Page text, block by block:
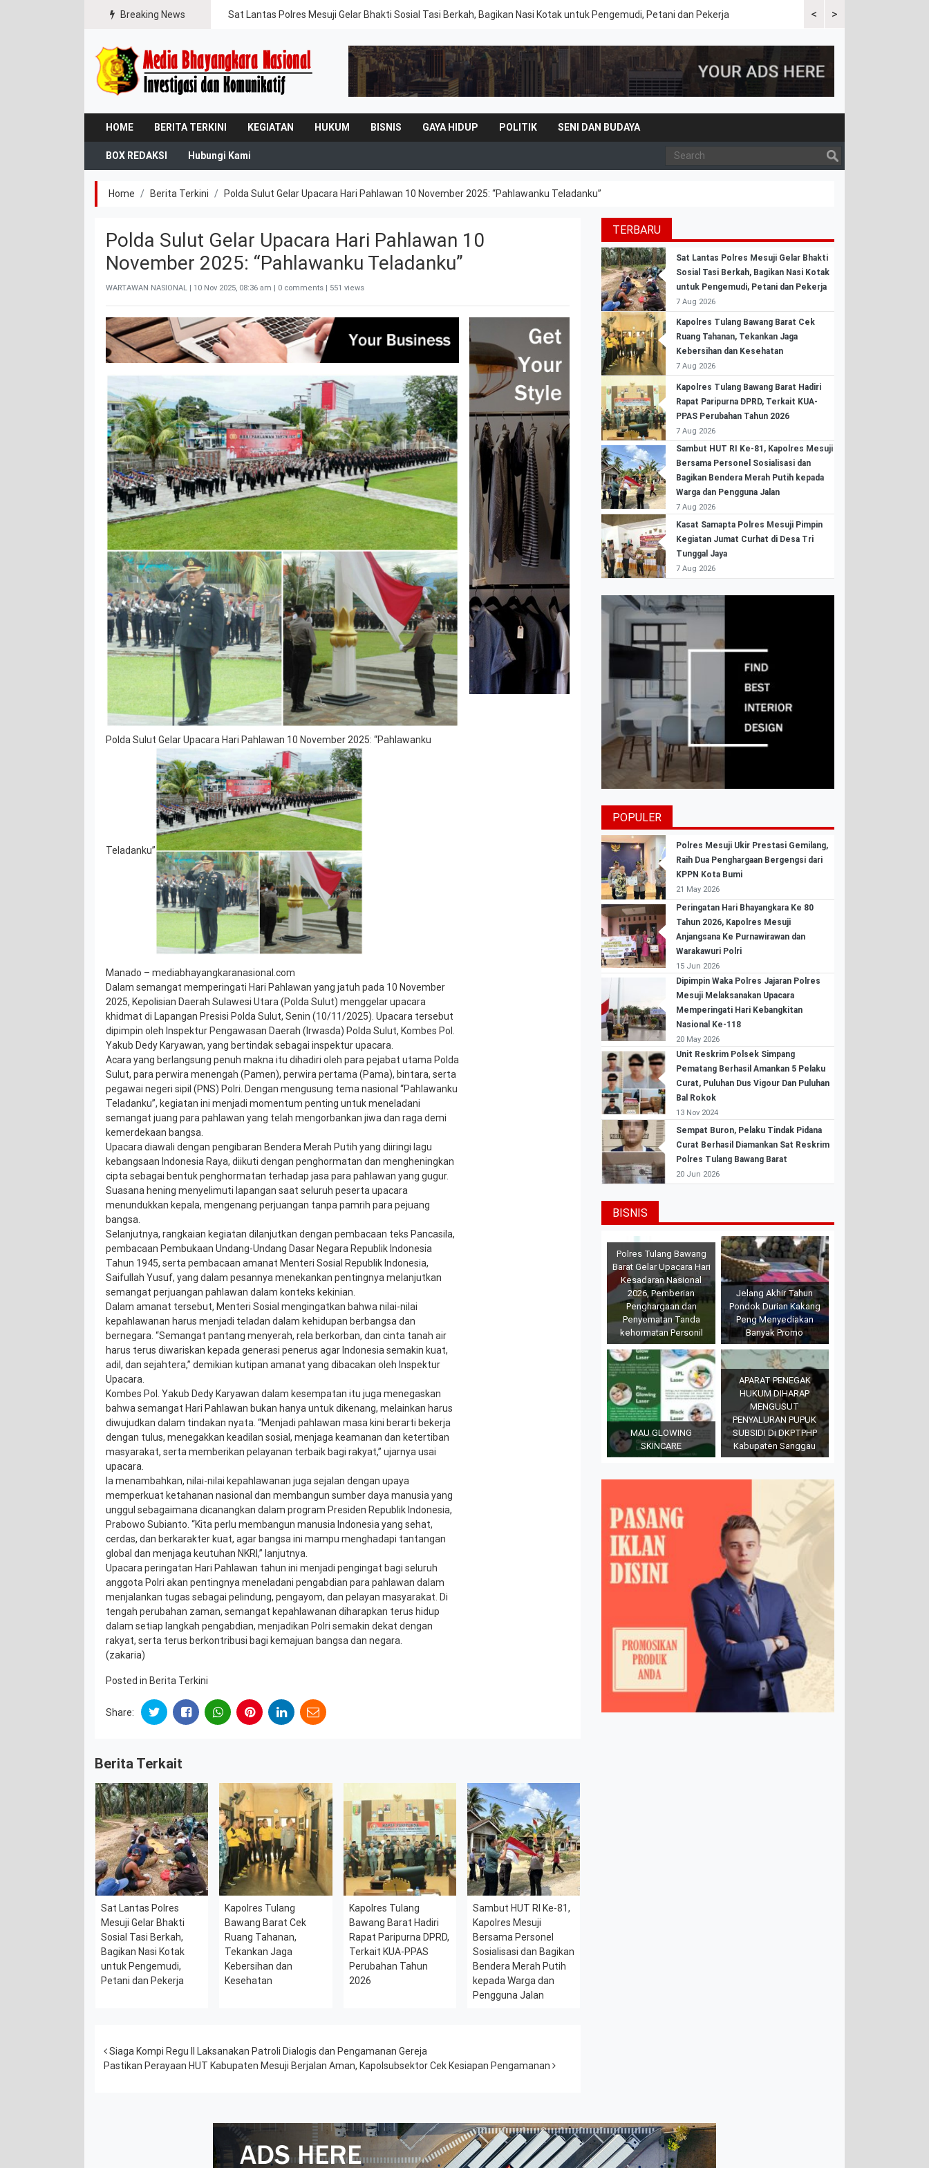
Breaking News <
Sat Lantas Polres Mesuji Gelar Bhakti Sosial Tasi Berkah, Bagikan Nasi Kotak untuk Pengemudi, Petani dan Pekerja Kapolres Tulang Bawang
>
HOME BERITA TERKINI KEGIATAN HUKUM BISNIS GAYA HIDUP POLITIK SENI DAN BUDAYA
BOX REDAKSI Hubungi Kami
Home Berita Terkini Polda Sulut Gelar Upacara Hari Pahlawan 10 November 2025: “Pahlawanku Teladanku”
Polda Sulut Gelar Upacara Hari Pahlawan 10
November 2025: “Pahlawanku Teladanku”
WARTAWAN NASIONAL | 10 Nov 2025, 08:36 am | 0 comments | 551 views
Polda Sulut Gelar Upacara Hari Pahlawan 10 November 2025: “Pahlawanku
Teladanku”
Manado – mediabhayangkaranasional.com
Dalam semangat memperingati Hari Pahlawan yang jatuh pada 10 November
2025, Kepolisian Daerah Sulawesi Utara (Polda Sulut) menggelar upacara
khidmat di Lapangan Presisi Polda Sulut, Senin (10/11/2025). Upacara tersebut
dipimpin oleh Inspektur Pengawasan Daerah (Irwasda) Polda Sulut, Kombes Pol.
Yakub Dedy Karyawan, yang bertindak sebagai inspektur upacara.
Acara yang berlangsung penuh makna itu dihadiri oleh para pejabat utama Polda
Sulut, para perwira menengah (Pamen), perwira pertama (Pama), bintara, serta
pegawai negeri sipil (PNS) Polri. Dengan mengusung tema nasional “Pahlawanku
Teladanku”, kegiatan ini menjadi momentum penting untuk meneladani
semangat juang para pahlawan yang telah mengorbankan jiwa dan raga demi
kemerdekaan bangsa.
Upacara diawali dengan pengibaran Bendera Merah Putih yang diiringi lagu
kebangsaan Indonesia Raya, diikuti dengan penghormatan dan mengheningkan
cipta sebagai bentuk penghormatan terhadap jasa para pahlawan yang gugur.
Suasana hening menyelimuti lapangan saat seluruh peserta upacara
menundukkan kepala, mengenang perjuangan tanpa pamrih para pejuang
bangsa.
Selanjutnya, rangkaian kegiatan dilanjutkan dengan pembacaan teks Pancasila,
pembacaan Pembukaan Undang-Undang Dasar Negara Republik Indonesia
Tahun 1945, serta pembacaan amanat Menteri Sosial Republik Indonesia,
Saifullah Yusuf, yang dalam pesannya menekankan pentingnya melanjutkan
semangat perjuangan pahlawan dalam konteks kekinian.
Dalam amanat tersebut, Menteri Sosial mengingatkan bahwa nilai-nilai
kepahlawanan harus menjadi teladan dalam kehidupan berbangsa dan
bernegara. “Semangat pantang menyerah, rela berkorban, dan cinta tanah air
harus terus diwariskan kepada generasi penerus agar Indonesia semakin kuat,
adil, dan sejahtera,” demikian kutipan amanat yang dibacakan oleh Inspektur
Upacara.
Kombes Pol. Yakub Dedy Karyawan dalam kesempatan itu juga menegaskan
bahwa semangat Hari Pahlawan bukan hanya untuk dikenang, melainkan harus
diwujudkan dalam tindakan nyata. “Menjadi pahlawan masa kini berarti bekerja
dengan tulus, menegakkan keadilan sosial, menjaga keamanan dan ketertiban
masyarakat, serta memberikan pelayanan terbaik bagi rakyat,” ujarnya usai
upacara.
Ia menambahkan, nilai-nilai kepahlawanan juga sejalan dengan upaya
memperkuat ketahanan nasional dan membangun sumber daya manusia yang
unggul sebagaimana dicanangkan dalam program Presiden Republik Indonesia,
Prabowo Subianto. “Kita perlu membangun manusia Indonesia yang sehat,
cerdas, dan berkarakter kuat, agar bangsa ini mampu menghadapi tantangan
global dan menjaga keutuhan NKRI,” lanjutnya.
Upacara peringatan Hari Pahlawan tahun ini menjadi pengingat bagi seluruh
anggota Polri akan pentingnya meneladani pengabdian para pahlawan dalam
menjalankan tugas sebagai pelindung, pengayom, dan pelayan masyarakat. Di
tengah perubahan zaman, semangat kepahlawanan diharapkan terus hidup
dalam setiap langkah pengabdian, menjadikan Polri semakin dekat dengan
rakyat, serta terus berkontribusi bagi kemajuan bangsa dan negara.
(zakaria)
Posted in Berita Terkini
Share:
Berita Terkait
Sat Lantas Polres
Mesuji Gelar Bhakti
Sosial Tasi Berkah,
Bagikan Nasi Kotak
untuk Pengemudi,
Petani dan Pekerja
Kapolres Tulang
Bawang Barat Cek
Ruang Tahanan,
Tekankan Jaga
Kebersihan dan
Kesehatan
Kapolres Tulang
Bawang Barat Hadiri
Rapat Paripurna DPRD,
Terkait KUA-PPAS
Perubahan Tahun
2026
Sambut HUT RI Ke-81,
Kapolres Mesuji
Bersama Personel
Sosialisasi dan Bagikan
Bendera Merah Putih
kepada Warga dan
Pengguna Jalan
Post navigation
Siaga Kompi Regu II Laksanakan Patroli Dialogis dan Pengamanan Gereja
Pastikan Perayaan HUT Kabupaten Mesuji Berjalan Aman, Kapolsubsektor Cek Kesiapan Pengamanan
TERBARU
Sat Lantas Polres Mesuji Gelar Bhakti
Sosial Tasi Berkah, Bagikan Nasi Kotak
untuk Pengemudi, Petani dan Pekerja
7 Aug 2026
Kapolres Tulang Bawang Barat Cek
Ruang Tahanan, Tekankan Jaga
Kebersihan dan Kesehatan
7 Aug 2026
Kapolres Tulang Bawang Barat Hadiri
Rapat Paripurna DPRD, Terkait KUA-
PPAS Perubahan Tahun 2026
7 Aug 2026
Sambut HUT RI Ke-81, Kapolres Mesuji
Bersama Personel Sosialisasi dan
Bagikan Bendera Merah Putih kepada
Warga dan Pengguna Jalan
7 Aug 2026
Kasat Samapta Polres Mesuji Pimpin
Kegiatan Jumat Curhat di Desa Tri
Tunggal Jaya
7 Aug 2026
POPULER
Polres Mesuji Ukir Prestasi Gemilang,
Raih Dua Penghargaan Bergengsi dari
KPPN Kota Bumi
21 May 2026
Peringatan Hari Bhayangkara Ke 80
Tahun 2026, Kapolres Mesuji
Anjangsana Ke Purnawirawan dan
Warakawuri Polri
15 Jun 2026
Dipimpin Waka Polres Jajaran Polres
Mesuji Melaksanakan Upacara
Memperingati Hari Kebangkitan
Nasional Ke-118
20 May 2026
Unit Reskrim Polsek Simpang
Pematang Berhasil Amankan 5 Pelaku
Curat, Puluhan Dus Vigour Dan Puluhan
Bal Rokok
13 Nov 2024
Sempat Buron, Pelaku Tindak Pidana
Curat Berhasil Diamankan Sat Reskrim
Polres Tulang Bawang Barat
20 Jun 2026
BISNIS
Polres Tulang Bawang
Barat Gelar Upacara Hari
Kesadaran Nasional
2026, Pemberian
Penghargaan dan
Penyematan Tanda
kehormatan Personil
Jelang Akhir Tahun
Pondok Durian Kakang
Peng Menyediakan
Banyak Promo
MAU GLOWING
SKINCARE
APARAT PENEGAK
HUKUM DIHARAP
MENGUSUT
PENYALURAN PUPUK
SUBSIDI Di DKPTPHP
Kabupaten Sanggau